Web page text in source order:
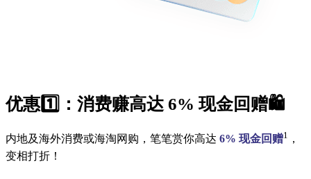
优惠1️⃣：消费赚高达 6% 现金回赠🛍️
内地及海外消费或海淘网购，笔笔赏你高达 6% 现金回赠1 ，
变相打折！